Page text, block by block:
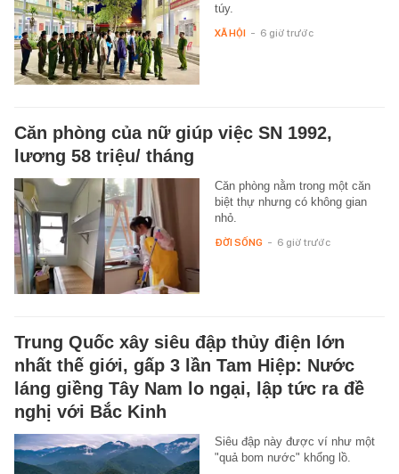
túy.
XÃ HỘI - 6 giờ trước
Căn phòng của nữ giúp việc SN 1992,
lương 58 triệu/ tháng
Căn phòng nằm trong một căn
biệt thự nhưng có không gian
nhỏ.
ĐỜI SỐNG - 6 giờ trước
Trung Quốc xây siêu đập thủy điện lớn
nhất thế giới, gấp 3 lần Tam Hiệp: Nước
láng giềng Tây Nam lo ngại, lập tức ra đề
nghị với Bắc Kinh
Siêu đập này được ví như một
"quả bom nước" khổng lồ.